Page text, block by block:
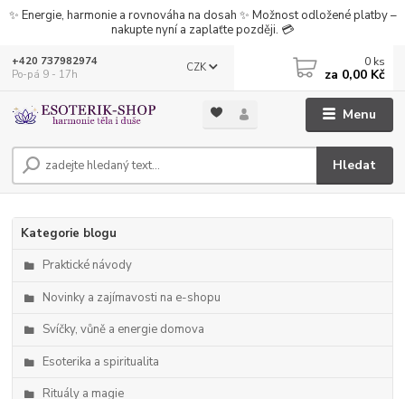
✨ Energie, harmonie a rovnováha na dosah ✨ Možnost odložené platby –
nakupte nyní a zaplaťte později. 💳
Menu
CZK
Hledat
+420 737982974
Po-pá 9 - 17h
0 ks
za 0,00 Kč
Kategorie blogu
Praktické návody
Novinky a zajímavosti na e-shopu
Svíčky, vůně a energie domova
Esoterika a spiritualita
Rituály a magie